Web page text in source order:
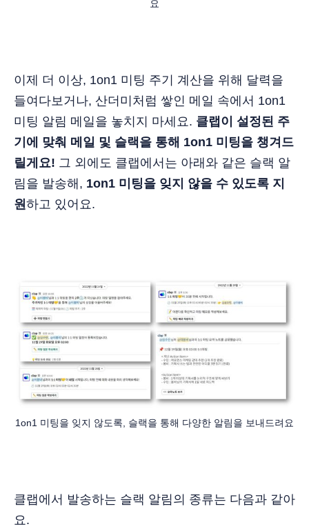
요
이제 더 이상, 1on1 미팅 주기 계산을 위해 달력을
들여다보거나, 산더미처럼 쌓인 메일 속에서 1on1
미팅 알림 메일을 놓치지 마세요. 클랩이 설정된 주
기에 맞춰 메일 및 슬랙을 통해 1on1 미팅을 챙겨드
릴게요! 그 외에도 클랩에서는 아래와 같은 슬랙 알
림을 발송해, 1on1 미팅을 잊지 않을 수 있도록 지
원하고 있어요.
1on1 미팅을 잊지 않도록, 슬랙을 통해 다양한 알림을 보내드려요
클랩에서 발송하는 슬랙 알림의 종류는 다음과 같아
요.